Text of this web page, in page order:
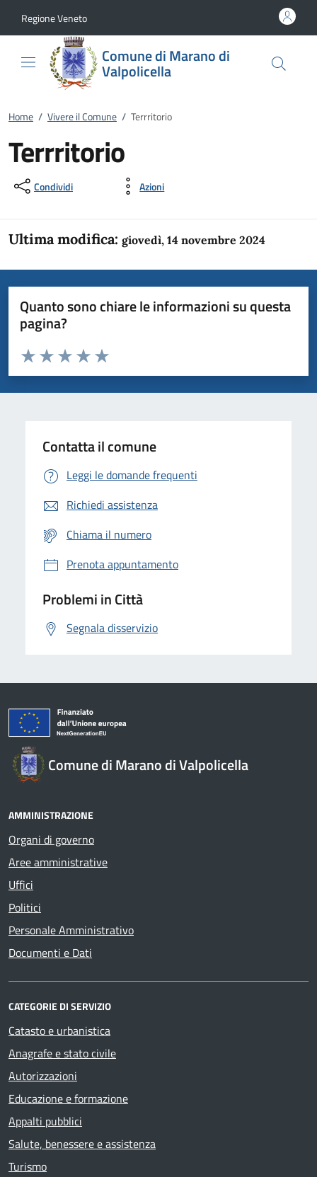
Regione Veneto
Comune di Marano di
Valpolicella
Home / Vivere il Comune / Terrritorio
Terrritorio
Condividi Azioni
Ultima modifica: giovedì, 14 novembre 2024
Quanto sono chiare le informazioni su questa
pagina?
Domanda
Valuta da 1 a 5 stelle la pagina
Valuta 5 stelle su 5
Valuta 4 stelle su 5
Valuta 3 stelle su 5
Valuta 2 stelle su 5
Valuta 1 stelle su 5
Contatta il comune
Leggi le domande frequenti
Richiedi assistenza
Chiama il numero
Prenota appuntamento
Problemi in Città
Segnala disservizio
Comune di Marano di Valpolicella
AMMINISTRAZIONE
Organi di governo
Aree amministrative
Uffici
Politici
Personale Amministrativo
Documenti e Dati
CATEGORIE DI SERVIZIO
Catasto e urbanistica
Anagrafe e stato civile
Autorizzazioni
Educazione e formazione
Appalti pubblici
Salute, benessere e assistenza
Turismo